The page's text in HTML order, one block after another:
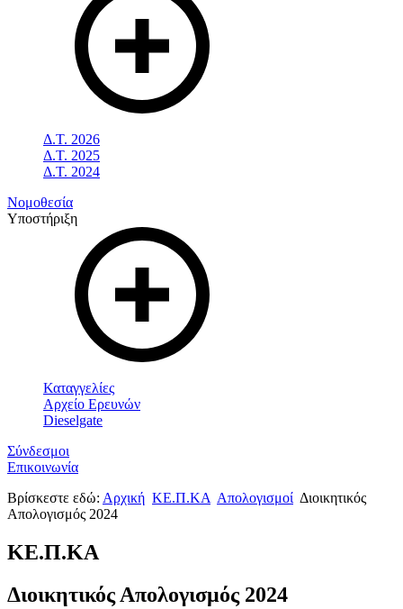
Δ.Τ. 2026
Δ.Τ. 2025
Δ.Τ. 2024
Νομοθεσία
Υποστήριξη
Καταγγελίες
Αρχείο Ερευνών
Dieselgate
Σύνδεσμοι
Επικοινωνία
Βρίσκεστε εδώ: Αρχική ΚΕ.Π.ΚΑ Απολογισμοί Διοικητικός
Απολογισμός 2024
ΚΕ.Π.ΚΑ
Διοικητικός Απολογισμός 2024